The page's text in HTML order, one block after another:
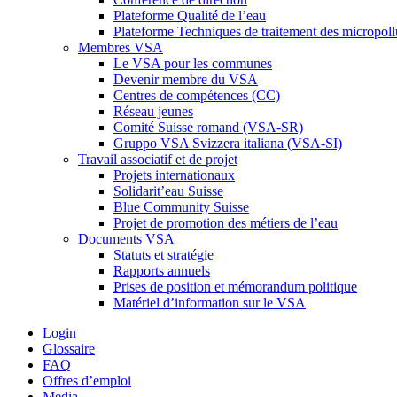
Plateforme Qualité de l’eau
Plateforme Techniques de traitement des
Membres VSA
Le VSA pour les communes
Devenir membre du VSA
Centres de compétences (CC)
Réseau jeunes
Comité Suisse romand (VSA-SR)
Gruppo VSA Svizzera italiana (VSA-SI)
Travail associatif et de projet
Projets internationaux
Solidarit’eau Suisse
Blue Community Suisse
Projet de promotion des métiers de l’eau
Documents VSA
Statuts et stratégie
Rapports annuels
Prises de position et mémorandum politique
Matériel d’information sur le VSA
Login
Glossaire
FAQ
Offres d’emploi